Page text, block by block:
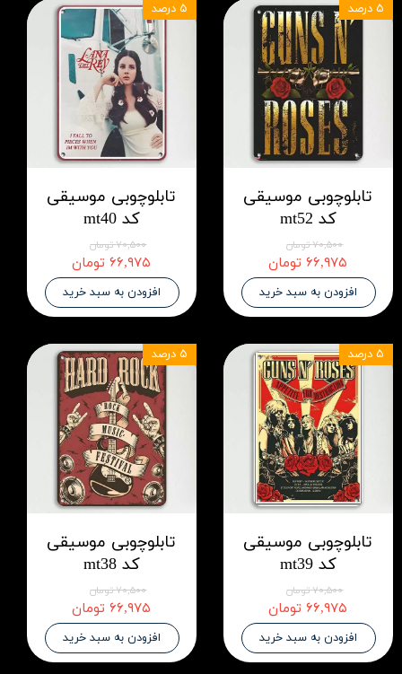
تابلوچوبی موسیقی
کد mt52
۷۰,۵۰۰ تومان
۶۶,۹۷۵ تومان
افزودن به سبد خرید
۵ درصد
تابلوچوبی موسیقی
کد mt40
۷۰,۵۰۰ تومان
۶۶,۹۷۵ تومان
افزودن به سبد خرید
۵ درصد
تابلوچوبی موسیقی
کد mt39
۷۰,۵۰۰ تومان
۶۶,۹۷۵ تومان
افزودن به سبد خرید
۵ درصد
تابلوچوبی موسیقی
کد mt38
۷۰,۵۰۰ تومان
۶۶,۹۷۵ تومان
افزودن به سبد خرید
۵ درصد